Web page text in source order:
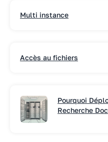
Multi instance
Accès au fichiers
Pourquoi
Recherche